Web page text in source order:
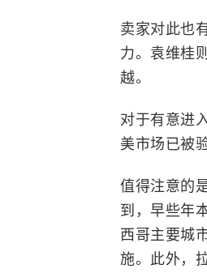
卖家对此也
力。袁维桂
越。
对于有意进
美市场已被
值得注意的
到，早些年
西哥主要城
施。此外，